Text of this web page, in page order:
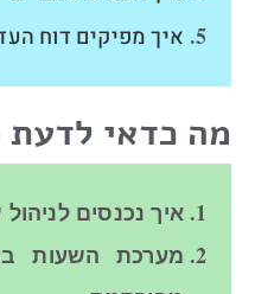
איך מפיקים דוח
מה כדאי
איך נכנסים לניהול
מערכת השעות